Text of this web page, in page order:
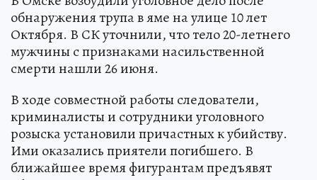
обнаружения трупа в яме на улице 10 лет
Октября. В СК уточнили, что тело 20-летнего
мужчины с признаками насильственной
смерти нашли 26 июня.
В ходе совместной работы следователи,
криминалисты и сотрудники уголовного
розыска установили причастных к убийству.
Ими оказались приятели погибшего. В
ближайшее время фигурантам предъявят